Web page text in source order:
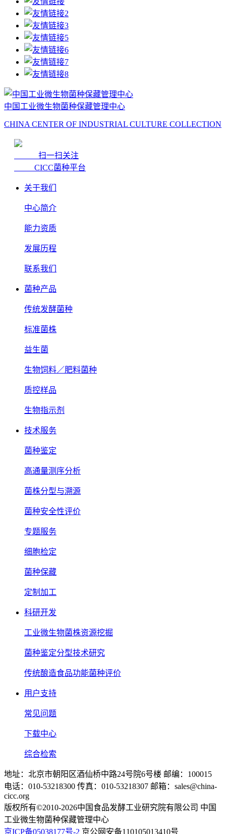
中国工业微生物菌种保藏管理中心
CHINA CENTER OF INDUSTRIAL CULTURE COLLECTION
扫一扫关注
CICC菌种平台
关于我们
中心简介
能力资质
发展历程
联系我们
菌种产品
传统发酵菌种
标准菌株
益生菌
生物饲料／肥料菌种
质控样品
生物指示剂
技术服务
菌种鉴定
高通量测序分析
菌株分型与溯源
菌种安全性评价
专题服务
细胞检定
菌种保藏
定制加工
科研开发
工业微生物菌株资源挖掘
菌种鉴定分型技术研究
传统酿造食品功能菌种评价
用户支持
常见问题
下载中心
综合检索
地址：北京市朝阳区酒仙桥中路24号院6号楼 邮编：100015
电话：010-53218300 传真：010-53218307 邮箱：sales@china-
cicc.org
版权所有©2010-2026中国食品发酵工业研究院有限公司 中国
工业微生物菌种保藏管理中心
京ICP备05038177号-2 京公网安备110105013410号